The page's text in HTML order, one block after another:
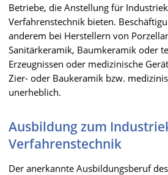
Betriebe, die Anstellung für
Verfahrenstechnik bieten.
anderem bei Herstellern von
Sanitärkeramik, Baumkeramik oder
Erzeugnissen oder medizinische
Zier- oder Baukeramik bzw.
unerheblich.
Ausbildung zum
Verfahrenstechnik
Der anerkannte Ausbildungsberuf